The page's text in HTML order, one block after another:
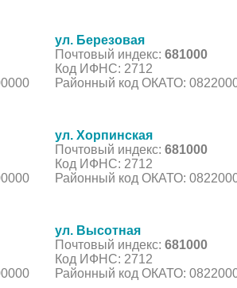
ул. Березовая
Почтовый индекс: 681000
Код ИФНС: 2712
Районный код ОКАТО:
ул. Хорпинская
Почтовый индекс: 681000
Код ИФНС: 2712
Районный код ОКАТО:
ул. Высотная
Почтовый индекс: 681000
Код ИФНС: 2712
Районный код ОКАТО: